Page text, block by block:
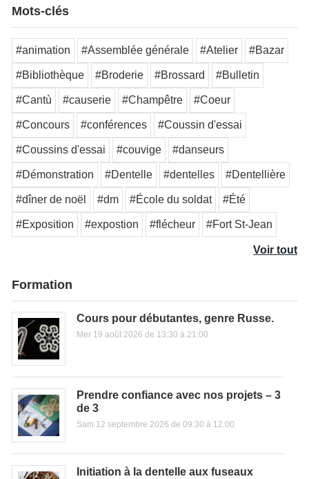
Mots-clés
#animation #Assemblée générale #Atelier #Bazar
#Bibliothèque #Broderie #Brossard #Bulletin
#Cantù #causerie #Champêtre #Coeur
#Concours #conférences #Coussin d'essai
#Coussins d'essai #couvige #danseurs
#Démonstration #Dentelle #dentelles #Dentellière
#dîner de noël #dm #École du soldat #Été
#Exposition #expostion #flécheur #Fort St-Jean
Voir tout
Formation
Cours pour débutantes, genre Russe.
Mer 19 août 2026 de 13:30 à 21:00
Prendre confiance avec nos projets – 3
de 3
Sam 12 septembre 2026 de 09:30 à 12:00
Initiation à la dentelle aux fuseaux